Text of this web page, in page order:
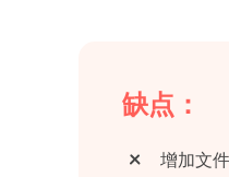
缺点：
增加文